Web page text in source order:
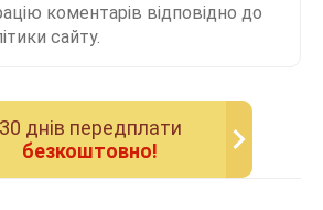
коментарів відповідно до
сайту.
30 днiв передплати
безкоштовно!